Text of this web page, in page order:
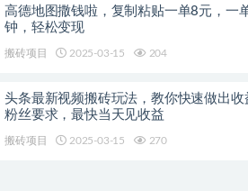
高德地图撒钱啦，复制粘贴一单8元，一
钟，轻松变现
搬砖项目 2025-03-15 204
头条最新视频搬砖玩法，教你快速做出收
粉丝要求，最快当天见收益
搬砖项目 2025-03-15 270